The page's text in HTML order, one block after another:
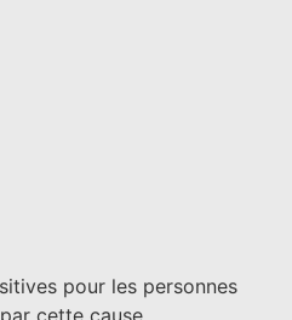
pour les personnes